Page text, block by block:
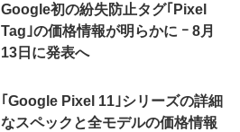
Google初の紛失防止タグ｢Pixel
Tag｣の価格情報が明らかに ｰ 8月
13日に発表へ
｢Google Pixel 11｣シリーズの詳細
なスペックと全モデルの価格情報